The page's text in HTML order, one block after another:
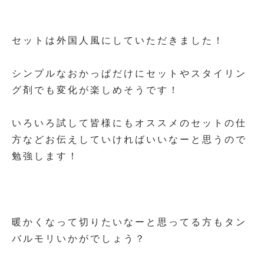
セットは外国人風にしていただきました！
シンプルなおかっぱだけにセットやスタイリン
グ剤でも変化が楽しめそうです！
いろいろ試して皆様にもオススメのセットの仕
方などお伝えしていければいいなーと思うので
勉強します！
暖かくなって切りたいなーと思ってる方もタン
バルモリいかがでしょう？